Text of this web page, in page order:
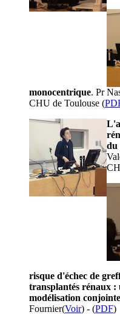
monocentrique. Pr
CHU de Toulouse (
du
risque d'échec de
transplantés rénaux :
modélisation conjointe
Fournier(Voir) - (PDF)